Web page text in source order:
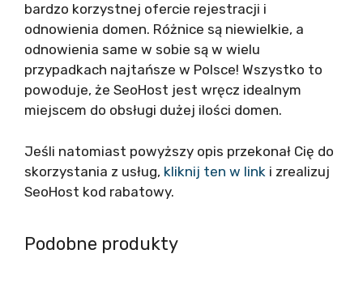
bardzo korzystnej ofercie rejestracji i
odnowienia domen. Różnice są niewielkie, a
odnowienia same w sobie są w wielu
przypadkach najtańsze w Polsce! Wszystko to
powoduje, że SeoHost jest wręcz idealnym
miejscem do obsługi dużej ilości domen.
Jeśli natomiast powyższy opis przekonał Cię do
skorzystania z usług, kliknij ten w link i zrealizuj
SeoHost kod rabatowy.
Podobne produkty